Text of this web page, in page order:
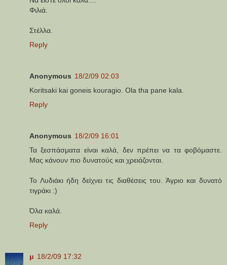
Φιλιά.
Στέλλα.
Reply
Anonymous 18/2/09 02:03
Koritsaki kai goneis kouragio. Ola tha pane kala.
Reply
Anonymous 18/2/09 16:01
Τα ξεσπάσματα είναι καλά, δεν πρέπει να τα φοβόμαστε.
Μας κάνουν πιο δυνατούς και χρειάζονται.
Το Λυδιάκι ήδη δείχνει τις διαθέσεις του. Άγριο και δυνατό
τιγράκι :)
Όλα καλά.
Reply
μ 18/2/09 17:32